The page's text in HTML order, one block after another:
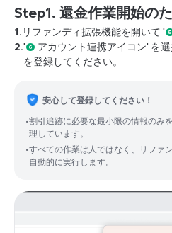
Step1. 還金作業開始の
1. リファンディ拡張機能を開いて '
2.'❻ アカウント連携アイコン' を
を登録してください。
安心して登録してください！
•割引追跡に必要な最小限の情報のみ
理しています。
•すべての作業は人ではなく、リファ
自動的に実行します。